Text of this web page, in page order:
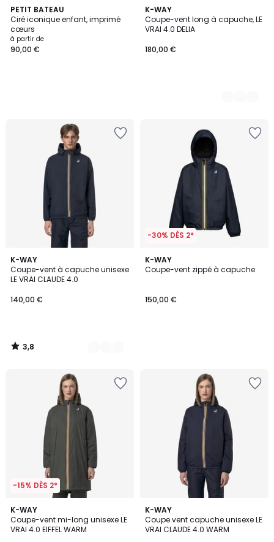
PETIT BATEAU
Ciré iconique enfant, imprimé
cœurs
à partir de
90,00 €
K-WAY
Coupe-vent long à capuche, LE
VRAI 4.0 DELIA
180,00 €
3
Couleurs
K-WAY
Coupe-vent à capuche unisexe
LE VRAI CLAUDE 4.0
140,00 €
3,8
/ 5
11
Couleurs
3,8
/
-30% DÈS 2*
K-WAY
Coupe-vent zippé à capuche
150,00 €
-15% DÈS 2*
K-WAY
Coupe-vent mi-long unisexe LE
VRAI 4.0 EIFFEL WARM
2
Couleurs
K-WAY
Coupe vent capuche unisexe LE
VRAI CLAUDE 4.0 WARM
5
/
5
3
Couleurs